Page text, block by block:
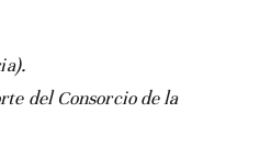
del Consorcio de la